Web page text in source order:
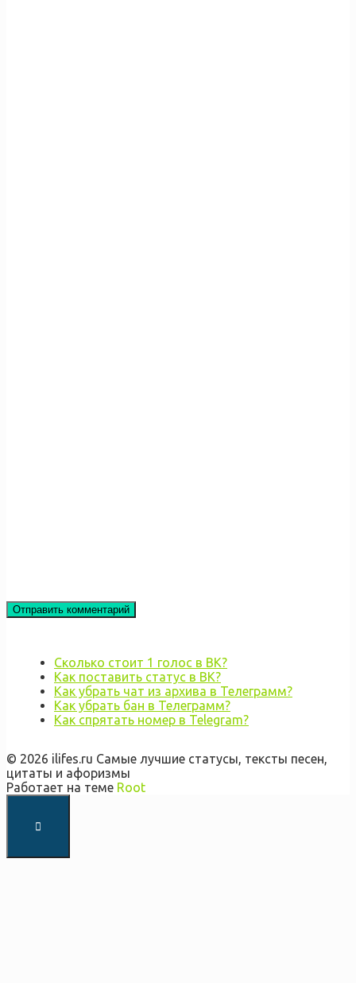
Сколько стоит 1 голос в ВК?
Как поставить статус в ВК?
Как убрать чат из архива в Телеграмм?
Как убрать бан в Телеграмм?
Как спрятать номер в Telegram?
© 2026 ilifes.ru Самые лучшие статусы, тексты песен,
цитаты и афоризмы
Работает на теме Root